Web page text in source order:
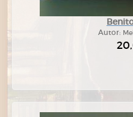
Autor: